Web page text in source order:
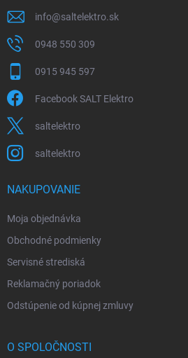
info@saltelektro.sk
0948 550 309
0915 945 597
Facebook SALT Elektro
saltelektro
saltelektro
NAKUPOVANIE
Moja objednávka
Obchodné podmienky
Servisné strediská
Reklamačný poriadok
Odstúpenie od kúpnej zmluvy
O SPOLOČNOSTI